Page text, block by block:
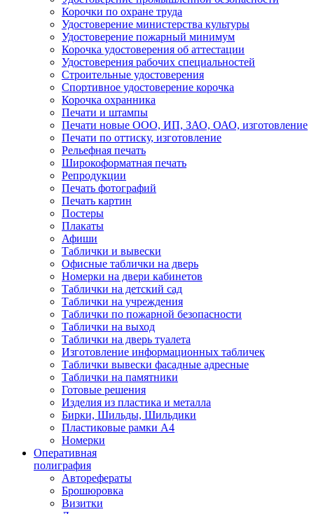
Корочки по охране труда
Удостоверение министерства культуры
Удостоверение пожарный минимум
Корочка удостоверения об аттестации
Удостоверения рабочих специальностей
Строительные удостоверения
Спортивное удостоверение корочка
Корочка охранника
Печати и штампы
Печати новые ООО, ИП, ЗАО, ОАО, изготовление
Печати по оттиску, изготовление
Рельефная печать
Широкоформатная печать
Репродукции
Печать фотографий
Печать картин
Постеры
Плакаты
Афиши
Таблички и вывески
Офисные таблички на дверь
Номерки на двери кабинетов
Таблички на детский сад
Таблички на учреждения
Таблички по пожарной безопасности
Таблички на выход
Таблички на дверь туалета
Изготовление информационных табличек
Таблички вывески фасадные адресные
Таблички на памятники
Готовые решения
Изделия из пластика и металла
Бирки, Шильды, Шильдики
Пластиковые рамки А4
Номерки
Оперативная
полиграфия
Авторефераты
Брошюровка
Визитки